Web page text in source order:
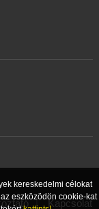
| Kapcsolat
kereskedelmi célokat
eszközödön cookie-kat